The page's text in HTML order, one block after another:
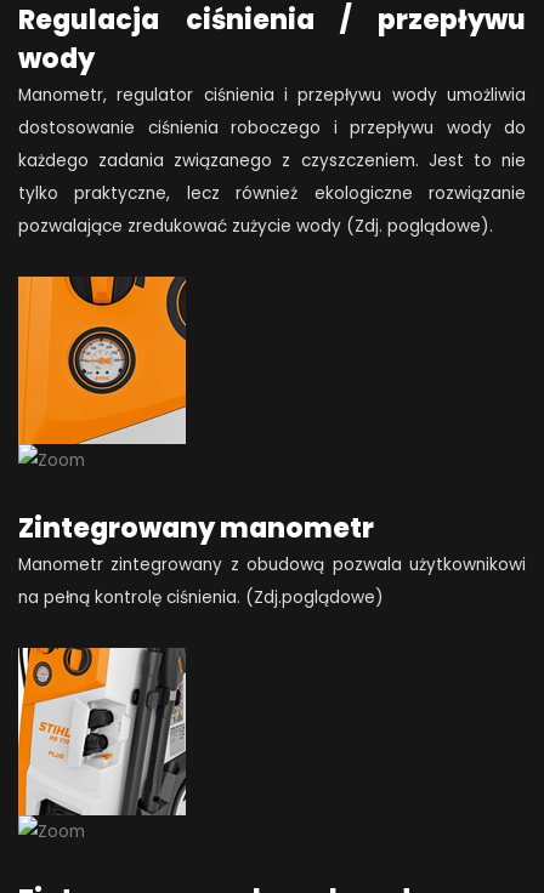
Regulacja ciśnienia / przepływu
wody
Manometr, regulator ciśnienia i przepływu wody umożliwia
dostosowanie ciśnienia roboczego i przepływu wody do
każdego zadania związanego z czyszczeniem. Jest to nie
tylko praktyczne, lecz również ekologiczne rozwiązanie
pozwalające zredukować zużycie wody (Zdj. poglądowe).
Zintegrowany manometr
Manometr zintegrowany z obudową pozwala użytkownikowi
na pełną kontrolę ciśnienia. (Zdj.poglądowe)